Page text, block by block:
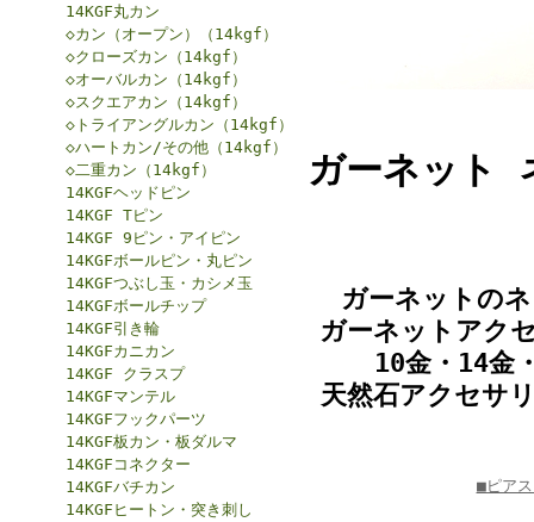
14KGF丸カン
◇カン（オープン）（14kgf）
◇クローズカン（14kgf）
◇オーバルカン（14kgf）
◇スクエアカン（14kgf）
◇トライアングルカン（14kgf）
◇ハートカン/その他（14kgf）
◇二重カン（14kgf）
14KGFヘッドピン
14KGF Tピン
14KGF 9ピン・アイピン
14KGFボールピン・丸ピン
14KGFつぶし玉・カシメ玉
14KGFボールチップ
14KGF引き輪
14KGFカニカン
14KGF クラスプ
14KGFマンテル
14KGFフックパーツ
14KGF板カン・板ダルマ
14KGFコネクター
14KGFバチカン
14KGFヒートン・突き刺し
ガーネット
ガーネットの
ガーネットアク
10金・14金
天然石アクセサ
■ピア